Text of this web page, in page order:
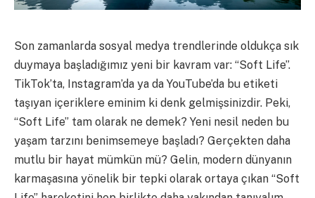
Son zamanlarda sosyal medya trendlerinde oldukça sık
duymaya başladığımız yeni bir kavram var: “Soft Life”.
TikTok’ta, Instagram’da ya da YouTube’da bu etiketi
taşıyan içeriklere eminim ki denk gelmişsinizdir. Peki,
“Soft Life” tam olarak ne demek? Yeni nesil neden bu
yaşam tarzını benimsemeye başladı? Gerçekten daha
mutlu bir hayat mümkün mü? Gelin, modern dünyanın
karmaşasına yönelik bir tepki olarak ortaya çıkan “Soft